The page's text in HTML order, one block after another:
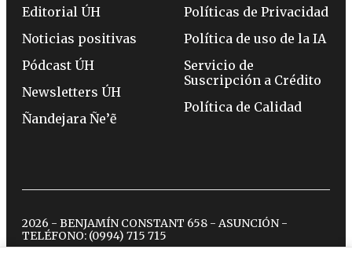
Editorial ÚH
Noticias positivas
Pódcast ÚH
Newsletters ÚH
Ñandejara Ñe’ẽ
Políticas de Privacidad
Política de uso de la IA
Servicio de
Suscripción a Crédito
Política de Calidad
2026 - BENJAMÍN CONSTANT 658 - ASUNCIÓN -
TELÉFONO: (0994) 715 715